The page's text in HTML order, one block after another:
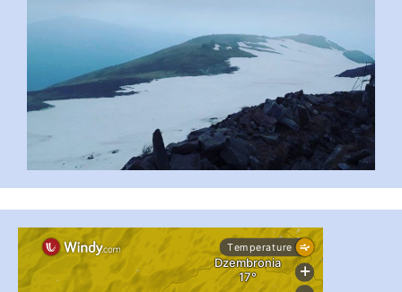
...
pimrec_project